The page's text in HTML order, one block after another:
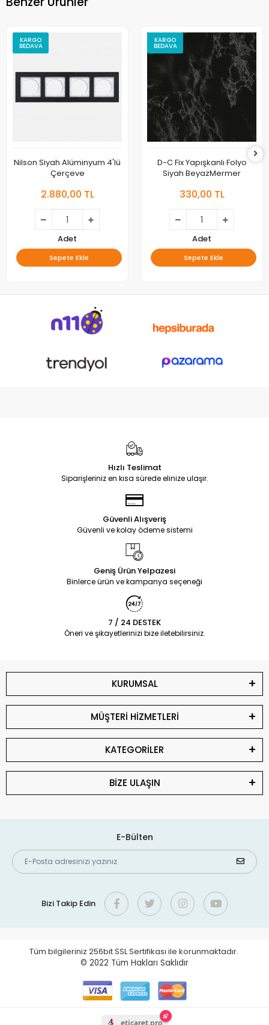
KARGO
BEDAVA
Nilson Siyah Alüminyum 4'lü
Çerçeve
2.880,00 TL
Adet
Sepete Ekle
KARGO
BEDAVA
D-C Fix Yapışkanlı Folyo
Siyah BeyazMermer
330,00 TL
Adet
Sepete Ekle
Hızlı Teslimat
Siparişleriniz en kısa sürede elinize ulaşır.
Güvenli Alışveriş
Güvenli ve kolay ödeme sistemi
Geniş Ürün Yelpazesi
Binlerce ürün ve kampanya seçeneği
7 / 24 DESTEK
Öneri ve şikayetlerinizi bize iletebilirsiniz.
KURUMSAL
MÜŞTERİ HİZMETLERİ
KATEGORİLER
BİZE ULAŞIN
E-Bülten
Bizi Takip Edin
Tüm bilgileriniz 256bit SSL Sertifikası ile korunmaktadır.
© 2022 Tüm Hakları Saklıdır
eticaret.pro